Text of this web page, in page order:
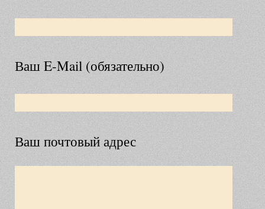
Ваш E-Mail (обязательно)
Ваш почтовый адрес